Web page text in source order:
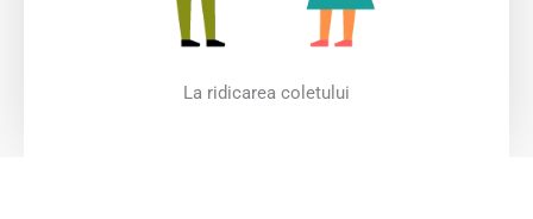
La ridicarea coletului